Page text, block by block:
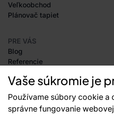
Vaše súkromie je
Používame súbory cookie a
správne fungovanie
Veľkoobchod
Plánovač tapiet
PRE VÁS
Blog
Referencie
Rady a tipy
Najčastejšie otázky